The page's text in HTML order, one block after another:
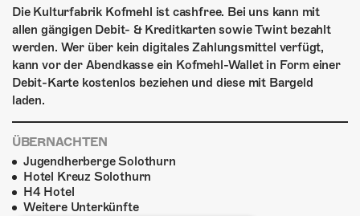
Die Kulturfabrik Kofmehl ist cashfree. Bei uns kann mit
allen gängigen Debit- & Kreditkarten sowie Twint bezahlt
werden. Wer über kein digitales Zahlungsmittel verfügt,
kann vor der Abendkasse ein Kofmehl-Wallet in Form einer
Debit-Karte kostenlos beziehen und diese mit Bargeld
laden.
ÜBERNACHTEN
Jugendherberge Solothurn
Hotel Kreuz Solothurn
H4 Hotel
Weitere Unterkünfte